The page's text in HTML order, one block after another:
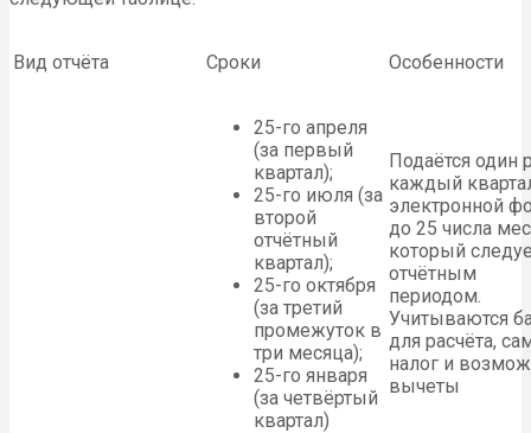
Вид отчёта Сроки Особенности
25-го апреля
(за первый
квартал);
25-го июля (за
второй
отчётный
квартал);
25-го октября
(за третий
промежуток в
три месяца);
25-го января
(за четвёртый
квартал)
Подаётся один
каждый
электронной
до 25 числа
который
отчётным
периодом.
Учитываются
для расчёта,
налог и
вычеты